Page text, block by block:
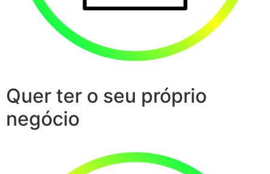
Quer ter o seu próprio
negócio